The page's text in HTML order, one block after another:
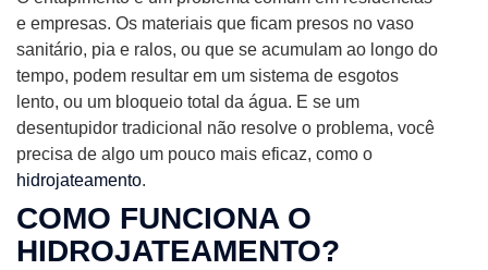
e empresas. Os materiais que ficam presos no vaso
sanitário, pia e ralos, ou que se acumulam ao longo do
tempo, podem resultar em um sistema de esgotos
lento, ou um bloqueio total da água. E se um
desentupidor tradicional não resolve o problema, você
precisa de algo um pouco mais eficaz, como o
hidrojateamento.
COMO FUNCIONA O
HIDROJATEAMENTO?